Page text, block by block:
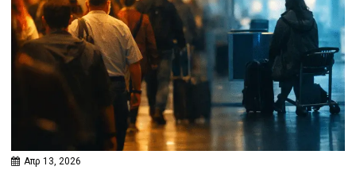
Απρ 13, 2026